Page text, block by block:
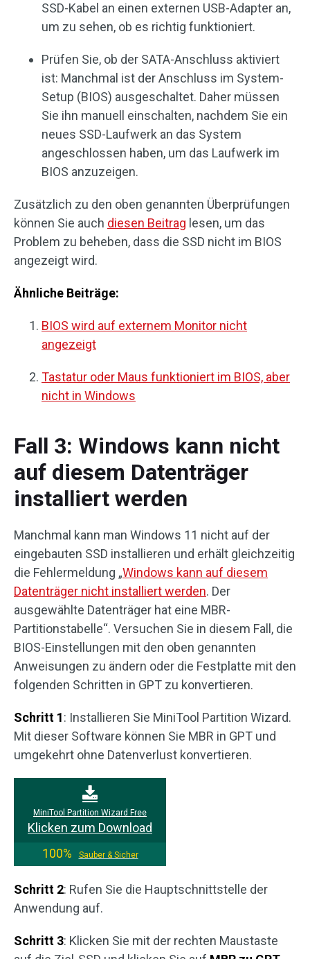
SSD-Kabel an einen externen USB-Adapter an,
um zu sehen, ob es richtig funktioniert.
Prüfen Sie, ob der SATA-Anschluss aktiviert
ist: Manchmal ist der Anschluss im System-
Setup (BIOS) ausgeschaltet. Daher müssen
Sie ihn manuell einschalten, nachdem Sie ein
neues SSD-Laufwerk an das System
angeschlossen haben, um das Laufwerk im
BIOS anzuzeigen.
Zusätzlich zu den oben genannten Überprüfungen
können Sie auch diesen Beitrag lesen, um das
Problem zu beheben, dass die SSD nicht im BIOS
angezeigt wird.
Ähnliche Beiträge:
BIOS wird auf externem Monitor nicht
angezeigt
Tastatur oder Maus funktioniert im BIOS, aber
nicht in Windows
Fall 3: Windows kann nicht
auf diesem Datenträger
installiert werden
Manchmal kann man Windows 11 nicht auf der
eingebauten SSD installieren und erhält gleichzeitig
die Fehlermeldung „Windows kann auf diesem
Datenträger nicht installiert werden. Der
ausgewählte Datenträger hat eine MBR-
Partitionstabelle“. Versuchen Sie in diesem Fall, die
BIOS-Einstellungen mit den oben genannten
Anweisungen zu ändern oder die Festplatte mit den
folgenden Schritten in GPT zu konvertieren.
Schritt 1: Installieren Sie MiniTool Partition Wizard.
Mit dieser Software können Sie MBR in GPT und
umgekehrt ohne Datenverlust konvertieren.
MiniTool Partition Wizard Free
Klicken zum Download
100%
Sauber & Sicher
Schritt 2: Rufen Sie die Hauptschnittstelle der
Anwendung auf.
Schritt 3: Klicken Sie mit der rechten Maustaste